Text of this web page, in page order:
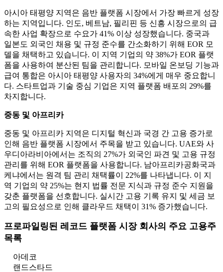
아시아 태평양 지역은 음반 플랫폼 시장에서 가장 빠르게 성장
하는 지역입니다. 인도, 베트남, 필리핀 등 신흥 시장으로의 급
속한 사업 확장으로 수요가 41% 이상 성장했습니다. 중국과
일본도 외국인 채용 및 규정 준수를 간소화하기 위해 EOR 모
델을 채택하고 있습니다. 이 지역 기업의 약 38%가 EOR 플랫
폼을 사용하여 분산된 팀을 관리합니다. 모바일 온보딩 기능과
급여 통합은 아시아 태평양 사용자의 34%에게 매우 중요합니
다. 스타트업과 기술 중심 기업은 지역 플랫폼 배포의 29%를
차지합니다.
중동 및 아프리카
중동 및 아프리카 지역은 디지털 혁신과 국경 간 고용 증가로
인해 음반 플랫폼 시장에서 주목을 받고 있습니다. UAE와 사
우디아라비아에서는 조직의 27%가 외국인 파견 및 고용 규정
관리를 위해 EOR 플랫폼을 사용합니다. 남아프리카공화국과
케냐에서는 원격 팀 관리 채택률이 22%를 나타냅니다. 이 지
역 기업의 약 25%는 현지 법률 전문 지식과 규정 준수 지원을
갖춘 플랫폼을 선호합니다. 실시간 고용 기록 유지 및 세금 보
고의 필요성으로 인해 클라우드 채택이 31% 증가했습니다.
프로파일링된 레코드 플랫폼 시장 회사의 주요 고용주
목록
아데코
랜드스타드